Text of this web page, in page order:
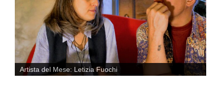
Artista del Mese: Letizia Fuochi